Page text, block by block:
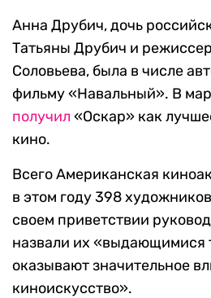
Анна Друбич, дочь
Татьяны Друбич и
Соловьева, была в числе
фильму «Навальный». В
получил «Оскар» как
кино.
Всего Американская
в этом году 398
своем приветствии
назвали их «выдающимися
оказывают значительное
киноискусство».